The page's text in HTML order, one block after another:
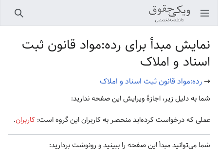
باز کردن منو اصلی جستجو
نمایش مبدأ برای رده:مواد قانون ثبت
اسناد و املاک
→ رده:مواد قانون ثبت اسناد و املاک
شما به دلیل زیر، اجازهٔ ویرایش این صفحه ندارید:
عملی که درخواست کرده‌اید منحصر به کاربران این گروه است: کاربران.
شما می‌توانید مبدأ این صفحه را ببینید و رونوشت بردارید: